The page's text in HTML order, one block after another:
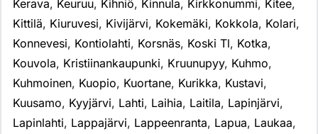
Kerava, Keuruu, Kihniö, Kinnula, Kirkkonummi, Kitee,
Kittilä, Kiuruvesi, Kivijärvi, Kokemäki, Kokkola, Kolari,
Konnevesi, Kontiolahti, Korsnäs, Koski Tl, Kotka,
Kouvola, Kristiinankaupunki, Kruunupyy, Kuhmo,
Kuhmoinen, Kuopio, Kuortane, Kurikka, Kustavi,
Kuusamo, Kyyjärvi, Lahti, Laihia, Laitila, Lapinjärvi,
Lapinlahti, Lappajärvi, Lappeenranta, Lapua, Laukaa,